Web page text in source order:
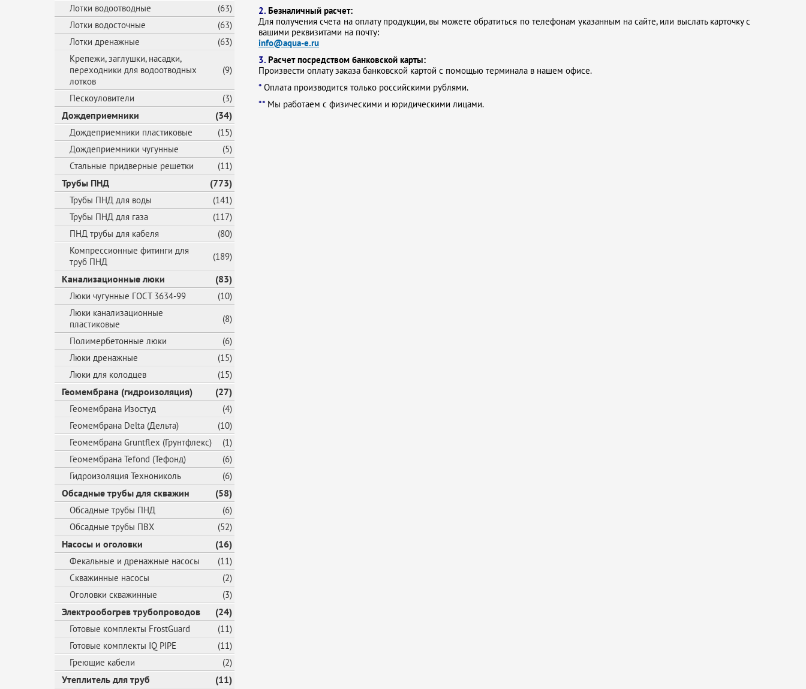
Лотки водоотводные
(63)
Лотки водосточные
(63)
Лотки дренажные
(63)
Крепежи, заглушки, насадки,
переходники для водоотводных
лотков
(9)
Пескоуловители (3)
Дождеприемники (34)
Дождеприемники пластиковые
(15)
Дождеприемники чугунные
(5)
Стальные придверные решетки
(11)
Трубы ПНД (773)
Трубы ПНД для воды
(141)
Трубы ПНД для газа
(117)
ПНД трубы для кабеля
(80)
Компрессионные фитинги для
труб ПНД
(189)
Канализационные люки (83)
Люки чугунные ГОСТ 3634-99
(10)
Люки канализационные
пластиковые
(8)
Полимербетонные люки
(6)
Люки дренажные
(15)
Люки для колодцев
(15)
Геомембрана (гидроизоляция) (27)
Геомембрана Изостуд
(4)
Геомембрана Delta (Дельта)
(10)
Геомембрана Gruntflex (Грунтфлекс)
(1)
Геомембрана Tefond (Тефонд)
(6)
Гидроизоляция Технониколь
(6)
Обсадные трубы для скважин (58)
Обсадные трубы ПНД
(6)
Обсадные трубы ПВХ
(52)
Насосы и оголовки (16)
Фекальные и дренажные насосы
(11)
Скважинные насосы
(2)
Оголовки скважинные
(3)
Электрообогрев трубопроводов (24)
Готовые комплекты FrostGuard
(11)
Готовые комплекты IQ PIPE
(11)
Греющие кабели
(2)
Утеплитель для труб (11)
2. Безналичный расчет:
Для получения счета на оплату продукции, вы можете обратиться по телефонам указанным на сайте, или выслать карточку с
вашими реквизитами на почту:
info@aqua-e.ru
3. Расчет посредством банковской карты:
Произвести оплату заказа банковской картой с помощью терминала в нашем офисе.
* Оплата производится только российскими рублями.
** Мы работаем с физическими и юридическими лицами.